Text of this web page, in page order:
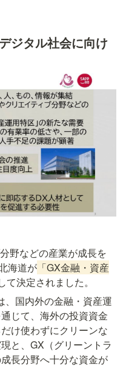
ジタル社会に向け
野などの産業が成長を
海道が 「GX金融・資産
決定されました。
、国内外の金融・資産運
じて、海外の投資資金
け使わずにクリーンな
と、GX（グリーントラ
長分野へ十分な資金が